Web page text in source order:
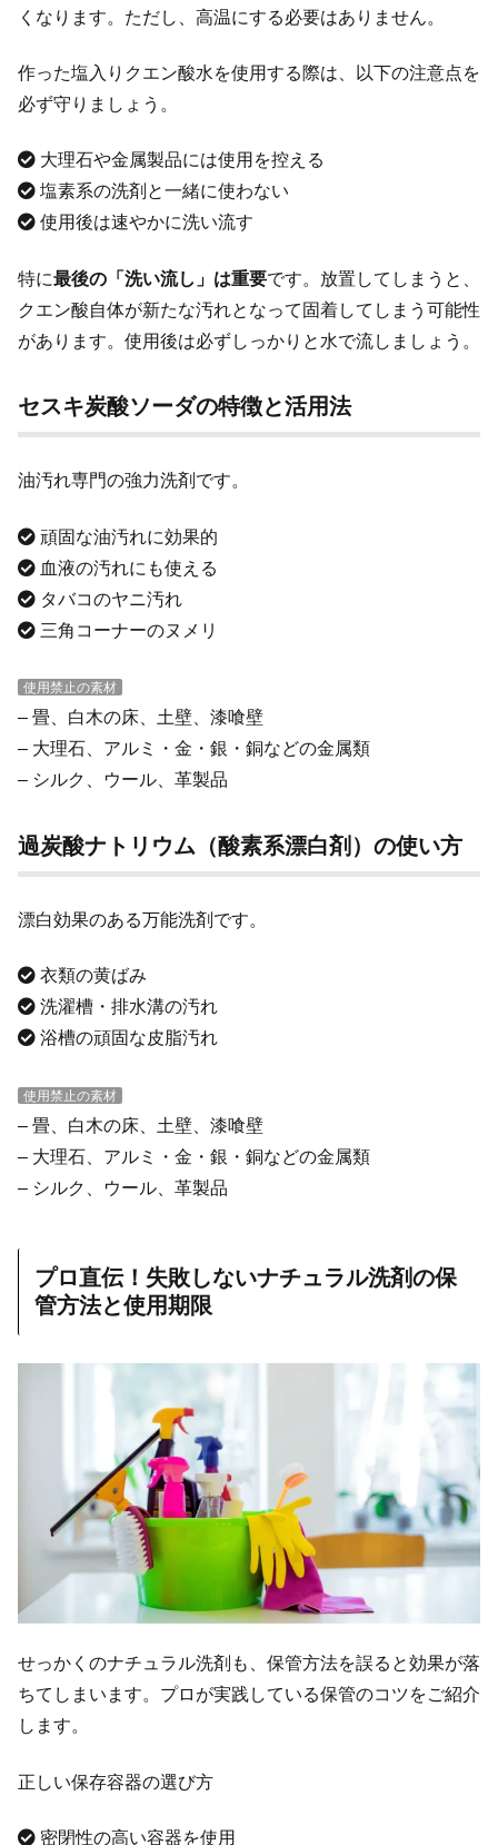
くなります。ただし、高温にする必要はありません。
作った塩入りクエン酸水を使用する際は、以下の注意点を
必ず守りましょう。
大理石や金属製品には使用を控える
塩素系の洗剤と一緒に使わない
使用後は速やかに洗い流す
特に最後の「洗い流し」は重要です。放置してしまうと、
クエン酸自体が新たな汚れとなって固着してしまう可能性
があります。使用後は必ずしっかりと水で流しましょう。
セスキ炭酸ソーダの特徴と活用法
油汚れ専門の強力洗剤です。
頑固な油汚れに効果的
血液の汚れにも使える
タバコのヤニ汚れ
三角コーナーのヌメリ
使用禁止の素材
– 畳、白木の床、土壁、漆喰壁
– 大理石、アルミ・金・銀・銅などの金属類
– シルク、ウール、革製品
過炭酸ナトリウム（酸素系漂白剤）の使い方
漂白効果のある万能洗剤です。
衣類の黄ばみ
洗濯槽・排水溝の汚れ
浴槽の頑固な皮脂汚れ
使用禁止の素材
– 畳、白木の床、土壁、漆喰壁
– 大理石、アルミ・金・銀・銅などの金属類
– シルク、ウール、革製品
プロ直伝！失敗しないナチュラル洗剤の保
管方法と使用期限
せっかくのナチュラル洗剤も、保管方法を誤ると効果が落
ちてしまいます。プロが実践している保管のコツをご紹介
します。
正しい保存容器の選び方
密閉性の高い容器を使用